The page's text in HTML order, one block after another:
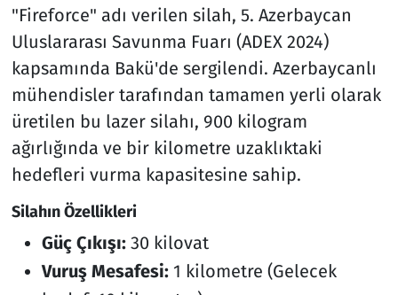
"Fireforce" adı verilen silah, 5. Azerbaycan
Uluslararası Savunma Fuarı (ADEX 2024)
kapsamında Bakü'de sergilendi. Azerbaycanlı
mühendisler tarafından tamamen yerli olarak
üretilen bu lazer silahı, 900 kilogram
ağırlığında ve bir kilometre uzaklıktaki
hedefleri vurma kapasitesine sahip.
Silahın Özellikleri
Güç Çıkışı:30 kilovat
Vuruş Mesafesi:1 kilometre (Gelecek
Spor
Teknoloji ve Bilim
Televizyon